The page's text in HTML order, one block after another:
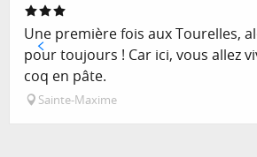
Une première fois aux Tourelles,
pour toujours ! Car ici, vous allez
coq en pâte.
Sainte-Maxime